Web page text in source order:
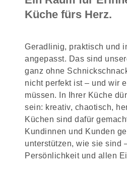
Küche fürs Herz.
Geradlinig, praktisch und
angepasst. Das sind
ganz ohne
nicht perfekt ist – und wir
müssen. In Ihrer Küche
sein: kreativ, chaotisch,
Küchen sind dafür
Kundinnen und Kunden
unterstützen, wie sie sind
Persönlichkeit und allen